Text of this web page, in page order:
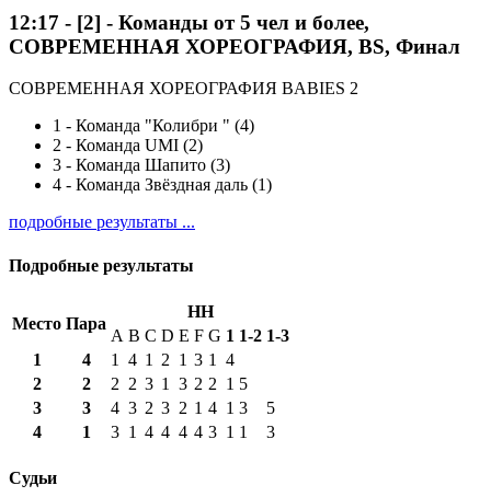
12:17 - [2] - Команды от 5 чел и более,
СОВРЕМЕННАЯ ХОРЕОГРАФИЯ, BS, Финал
СОВРЕМЕННАЯ ХОРЕОГРАФИЯ BABIES 2
1 - Команда "Колибри " (4)
2 - Команда UMI (2)
3 - Команда Шапито (3)
4 - Команда Звёздная даль (1)
подробные результаты ...
Подробные результаты
Место Пара
HH
A B C D E F G 1 1-2 1-3
1
4 1 4 1 2 1 3 1
4
2
2 2 2 3 1 3 2 2 1 5
3
3 4 3 2 3 2 1 4 1 3
5
4
1 3 1 4 4 4 4 3 1 1 3
Судьи